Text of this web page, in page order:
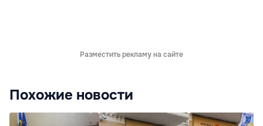
Разместить рекламу на сайте
Похожие новости